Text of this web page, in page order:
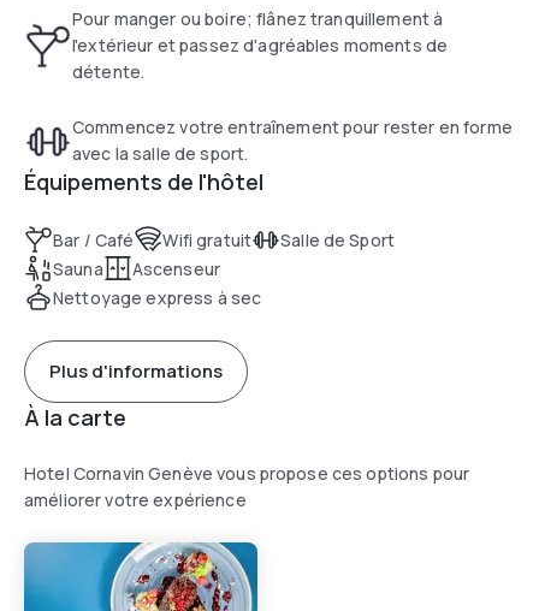
La salle de petit-déjeuner située au 8ème étage bénéficie
d'une vue panoramique sur Genève. Vous trouverez un petit
disponible.
Les chambres lumineuses et meublées avec élégance sont
toutes climatisées. Chacune d'entre elles dispose de la
télévision par satellite, d'un minibar et d'une salle de bains
avec un sèche-cheveux.
À votre arrivée, vous recevrez gratuitement une carte pour
stationnement public se trouvent à 50 mètres. Le centre-
ville de Genève et le lac Léman sont accessibles en 10
minutes à pied.
Pour manger ou boire; flânez tranquillement à
l'extérieur et passez d'agréables moments de
détente.
Commencez votre entraînement pour rester en forme
avec la salle de sport.
Équipements de l'hôtel
Bar / Café Wifi gratuit
Salle de Sport
Sauna
Ascenseur
Nettoyage express à sec
Plus d'informations
À la carte
Hotel Cornavin Genève vous propose ces options pour
améliorer votre expérience